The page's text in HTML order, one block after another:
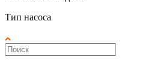
Тип насоса